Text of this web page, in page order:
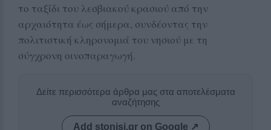
το ταξίδι του λεσβιακού κρασιού από την
αρχαιότητα έως σήμερα, συνδέοντας την
πολιτιστική κληρονομιά του νησιού με τη
σύγχρονη οινοπαραγωγή.
Δείτε περισσότερα άρθρα μας στα αποτελέσματα
αναζήτησης
Add stonisi.gr on Google ↗